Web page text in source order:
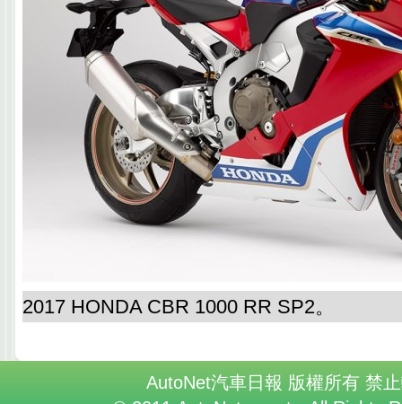
2017 HONDA CBR 1000 RR SP2。
AutoNet汽車日報 版權所有 禁